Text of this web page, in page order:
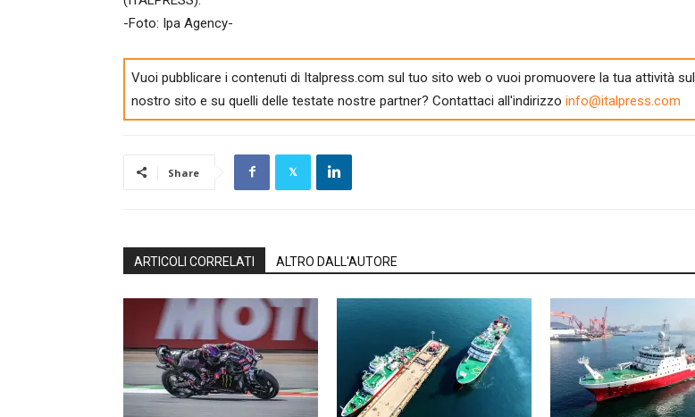
-Foto: Ipa Agency-
Vuoi pubblicare i contenuti di Italpress.com sul tuo sito web o vuoi promuovere la tua attività sul
nostro sito e su quelli delle testate nostre partner? Contattaci all'indirizzo info@italpress.com
Share
ARTICOLI CORRELATI ALTRO DALL'AUTORE